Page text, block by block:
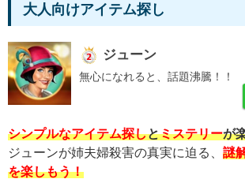
大人向けアイテム探し
ジューン
無心になれると、話題沸騰！！
シンプルなアイテム探しとミステリーが
ジューンが姉夫婦殺害の真実に迫る、 謎
を楽しもう！